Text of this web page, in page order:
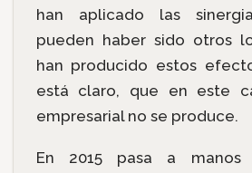
han aplicado las
pueden haber sido otros
han producido estos
está claro, que en este
empresarial no se produce.
En 2015 pasa a manos